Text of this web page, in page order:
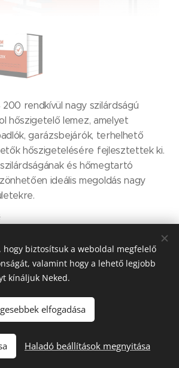
200 rendkívül nagy szilárdságú
hőszigetelő lemez, amelyet
garázsbejárók, terhelhető
hőszigetelésére fejlesztettek ki.
és hőmegtartó
ideális megoldás nagy
Kosárba
Kft Adószán: 11385497-2-05
hogy biztosítsuk a weboldal megfelelő
valamint hogy a lehető legjobb
kínáljuk Neked.
elfogadása
Haladó beállítások megnyitása